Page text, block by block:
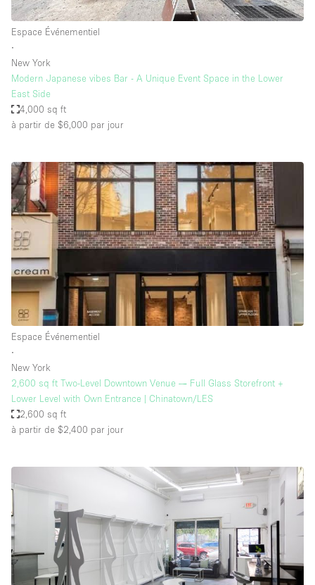
Espace Événementiel
∙
New York
Modern Japanese vibes Bar - A Unique Event Space in the Lower
East Side
4,000 sq ft
à partir de $6,000 par jour
Espace Événementiel
∙
New York
2,600 sq ft Two-Level Downtown Venue — Full Glass Storefront +
Lower Level with Own Entrance | Chinatown/LES
2,600 sq ft
à partir de $2,400 par jour